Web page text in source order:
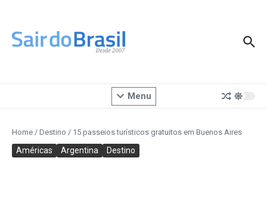
Menu
Home / Destino / 15 passeios turísticos gratuitos em Buenos Aires
Américas Argentina Destino